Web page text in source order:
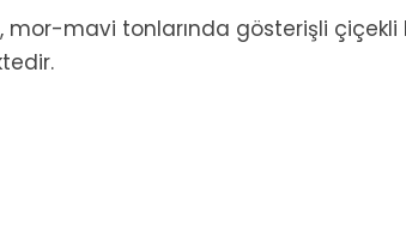
mor-mavi tonlarında gösterişli